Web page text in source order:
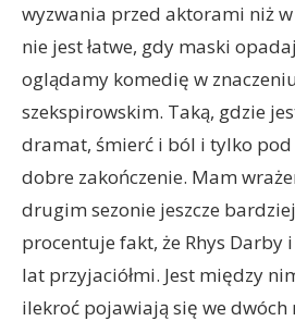
wyzwania przed aktorami niż
nie jest łatwe, gdy maski
oglądamy komedię w
szekspirowskim. Taką, gdzie
dramat, śmierć i ból i tylko pod
dobre zakończenie. Mam
drugim sezonie jeszcze
procentuje fakt, że Rhys Darby
lat przyjaciółmi. Jest między
ilekroć pojawiają się we dwóch